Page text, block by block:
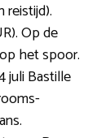
reistijd).
Op de
het spoor.
juli Bastille